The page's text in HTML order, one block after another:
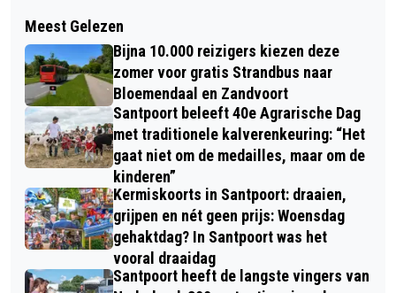
BOSW8ER IN DE KLAS – AFLEVERING
23: WEETJES OVER BOMEN
IVN VRIJWILLIGERSWERKDAG
VRIJDAG 29 SEPTEMBER PRACHTIG
NATUURGEBIED MIDDENDUIN
Meest Gelezen
Bijna 10.000 reizigers kiezen deze
zomer voor gratis Strandbus naar
Bloemendaal en Zandvoort
Santpoort beleeft 40e Agrarische Dag
met traditionele kalverenkeuring: “Het
gaat niet om de medailles, maar om de
kinderen”
Kermiskoorts in Santpoort: draaien,
grijpen en nét geen prijs: Woensdag
gehaktdag? In Santpoort was het
vooral draaidag
Santpoort heeft de langste vingers van